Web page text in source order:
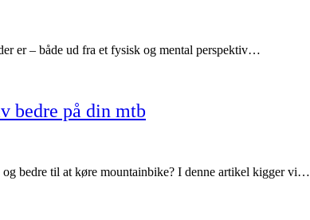
er – både ud fra et fysisk og mental perspektiv…
bedre på din mtb
bedre til at køre mountainbike? I denne artikel kigger vi…